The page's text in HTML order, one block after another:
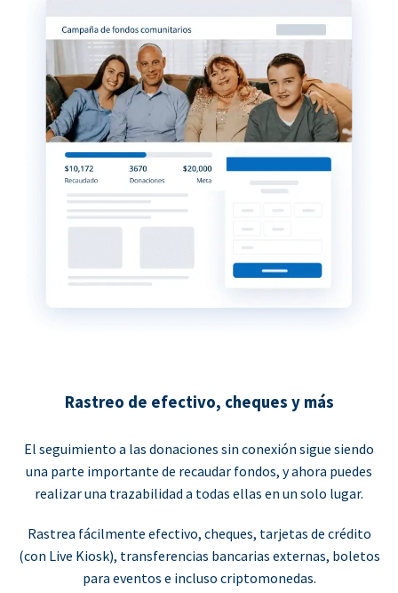
Rastreo de efectivo, cheques y más
El seguimiento a las donaciones sin conexión sigue siendo
una parte importante de recaudar fondos, y ahora puedes
realizar una trazabilidad a todas ellas en un solo lugar.
Rastrea fácilmente efectivo, cheques, tarjetas de crédito
(con Live Kiosk), transferencias bancarias externas, boletos
para eventos e incluso criptomonedas.